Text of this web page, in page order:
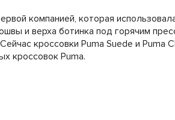
компанией, которая
и верха ботинка под горячим
кроссовки Puma Suede и Puma
кроссовок Puma.